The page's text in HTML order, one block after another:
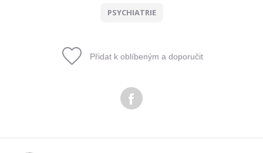
PSYCHIATRIE
Přidat k oblíbeným a doporučit